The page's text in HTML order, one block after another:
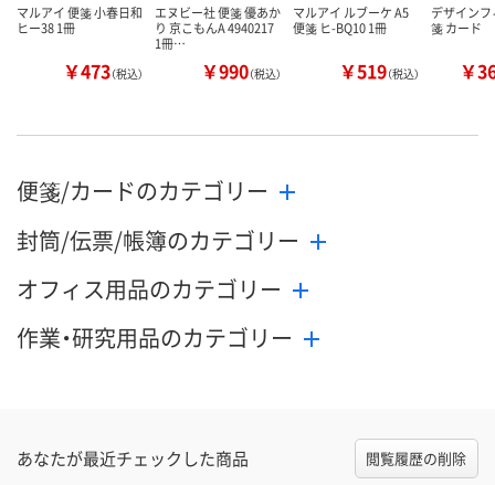
マルアイ 便箋 小春日和
ヒー38 1冊
￥473（税込）
エヌビー社 便箋 優あか
り 京こもんA 4940217
1冊…
￥990（税込）
マルアイ ルブーケ A5
便箋 ヒ-BQ10 1冊
￥519（税込）
デザイン
箋 カード
￥
便箋/カードのカテゴリー
封筒/伝票/帳簿のカテゴリー
オフィス用品のカテゴリー
作業・研究用品のカテゴリー
あなたが最近チェックした商品 閲覧履歴の削除